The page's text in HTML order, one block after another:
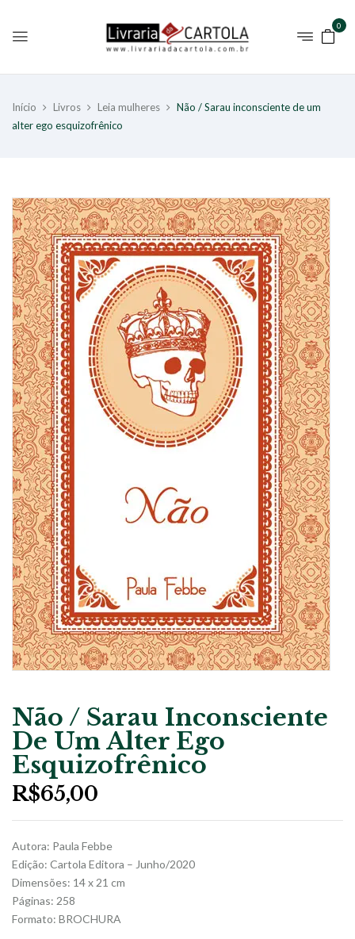
0
Início Livros Leia mulheres
Não / Sarau inconsciente de um
alter ego esquizofrênico
Não / Sarau Inconsciente
De Um Alter Ego
Esquizofrênico
R$65,00
Autora: Paula Febbe
Edição: Cartola Editora – Junho/2020
Dimensões: 14 x 21 cm
Páginas: 258
Formato: BROCHURA